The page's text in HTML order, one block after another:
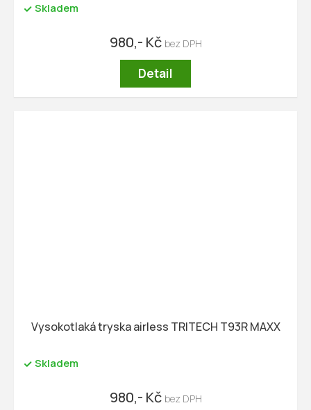
Skladem
980,- Kč
Detail
Vysokotlaká tryska airless TRITECH T93R MAXX
Skladem
980,- Kč